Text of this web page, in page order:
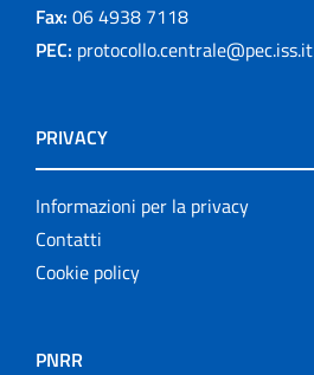
Fax: 06 4938 7118
PEC: protocollo.centrale@pec.iss.it
PRIVACY
Informazioni per la privacy
Contatti
Cookie policy
PNRR